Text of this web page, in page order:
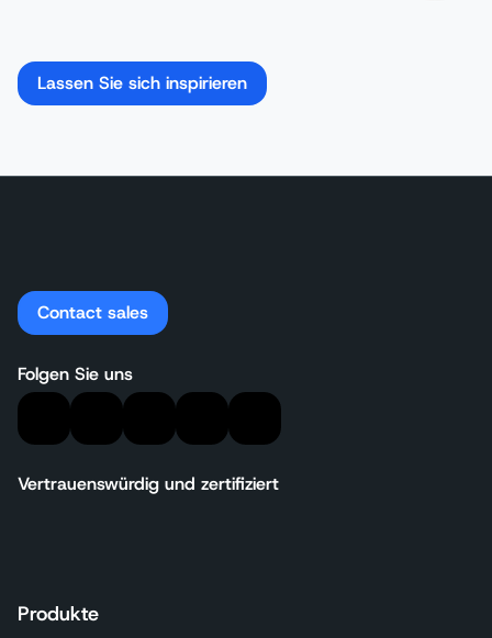
Lassen Sie sich inspirieren
Contact sales
Folgen Sie uns
Vertrauenswürdig und zertifiziert
Produkte